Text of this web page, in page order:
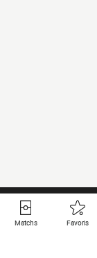
Matchs Favoris